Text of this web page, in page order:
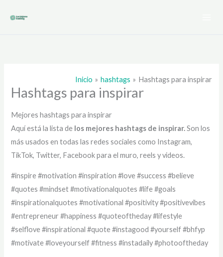
Inicio hashtags Hashtags para inspirar
Hashtags para inspirar
Mejores hashtags para inspirar
Aquí está la lista de los mejores hashtags de inspirar.Son los
más usados en todas las redes sociales como Instagram,
TikTok, Twitter, Facebook para el muro, reels y videos.
#inspire #motivation #inspiration #love #success #believe
#quotes #mindset #motivationalquotes #life #goals
#inspirationalquotes #motivational #positivity #positivevibes
#entrepreneur #happiness #quoteoftheday #lifestyle
#selflove #inspirational #quote #instagood #yourself #bhfyp
#motivate #loveyourself #fitness #instadaily #photooftheday